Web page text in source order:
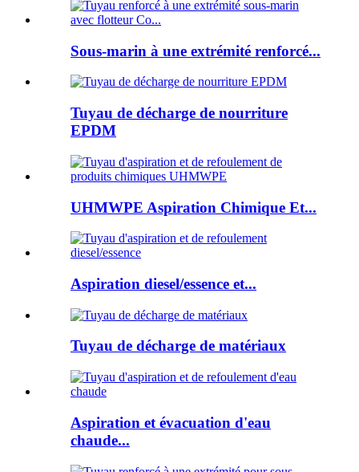
Sous-marin à une extrémité renforcé...
Tuyau de décharge de nourriture
EPDM
UHMWPE Aspiration Chimique Et...
Aspiration diesel/essence et...
Tuyau de décharge de matériaux
Aspiration et évacuation d'eau
chaude...